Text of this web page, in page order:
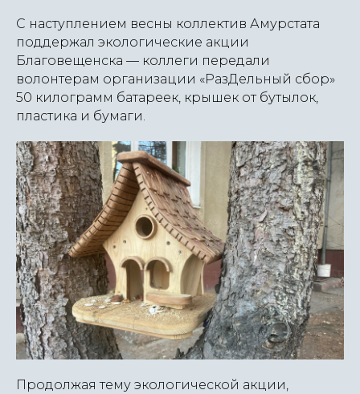
С наступлением весны коллектив Амурстата
поддержал экологические акции
Благовещенска — коллеги передали
волонтерам организации «РазДельный сбор»
50 килограмм батареек, крышек от бутылок,
пластика и бумаги.
Продолжая тему экологической акции,